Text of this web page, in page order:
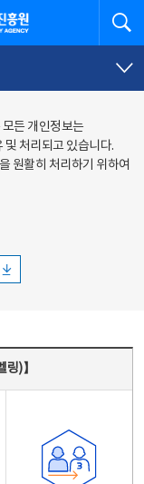
든 개인정보는
및 처리되고 있습니다.
원활히 처리하기 위하여
링)】